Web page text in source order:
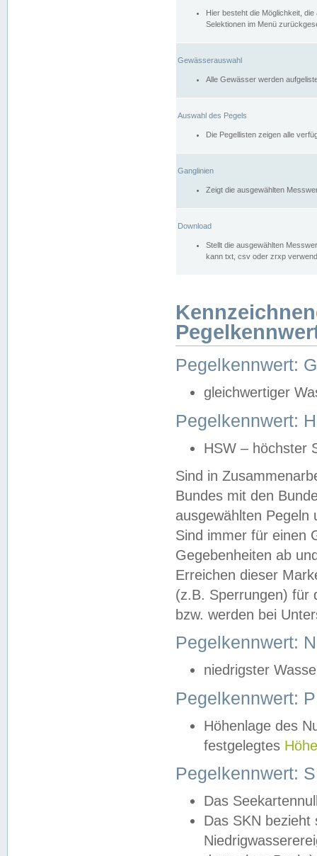
Hier besteht die Möglichkeit,
Selektionen im Menü
Gewässerauswahl
Alle Gewässer werden
Auswahl des Pegels
Die Pegellisten zeigen alle
Ganglinien
Zeigt die ausgewählten
Download
Stellt die ausgewählten
kann txt, csv oder zrxp
Pegelkennwert:
gleichwertiger
Pegelkennwert:
HSW – höchster
Sind in
Bundes mit den
ausgewählten
Sind immer für einen
Gegebenheiten ab
Erreichen dieser
(z.B. Sperrungen) für
bzw. werden bei
Pegelkennwert:
niedrigster
Pegelkennwert:
Höhenlage des
festgelegtes
Pegelkennwert:
Das
Das SKN